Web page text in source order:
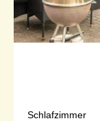
Schlafzimmer